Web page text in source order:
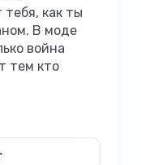
тебя, как ты
В моде
война
тем кто